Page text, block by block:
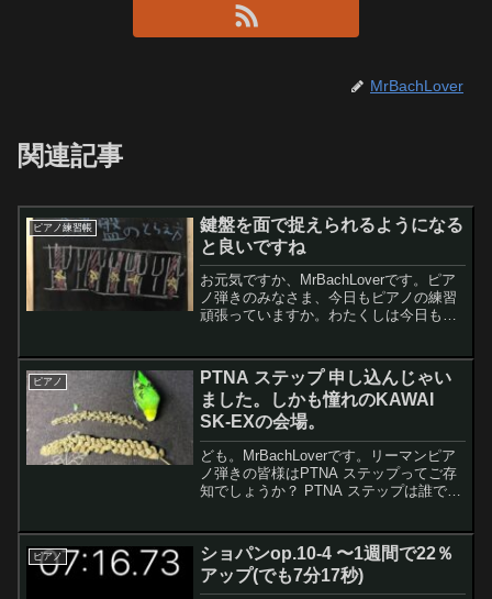
MrBachLover
関連記事
ピアノ練習帳
鍵盤を面で捉えられるようになる
と良いですね
お元気ですか、MrBachLoverです。ピア
ノ弾きのみなさま、今日もピアノの練習
頑張っていますか。わたくしは今日も朝
らしさを実感しています。今回はその最
初のピアノの...
ピアノ
PTNA ステップ 申し込んじゃい
ました。しかも憧れのKAWAI
SK-EXの会場。
ども。MrBachLoverです。リーマンピア
ノ弾きの皆様はPTNA ステップってご存
知でしょうか？ PTNA ステップは誰でも
演奏することにしました。しかも会場の
ピ...
ピアノ
ショパンop.10-4 〜1週間で22％
アップ(でも7分17秒)